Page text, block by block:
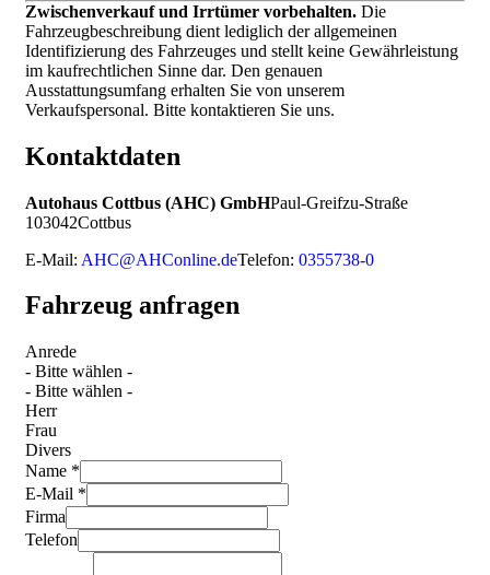
Zwischenverkauf und Irrtümer vorbehalten. Die
Fahrzeugbeschreibung dient lediglich der allgemeinen
Identifizierung des Fahrzeuges und stellt keine Gewährleistung
im kaufrechtlichen Sinne dar. Den genauen
Ausstattungsumfang erhalten Sie von unserem
Verkaufspersonal. Bitte kontaktieren Sie uns.
Kontaktdaten
Autohaus Cottbus (AHC) GmbHPaul-Greifzu-Straße
103042Cottbus
E-Mail: AHC@AHConline.deTelefon: 0355738-0
Fahrzeug anfragen
Anrede
- Bitte wählen -
- Bitte wählen -
Herr
Frau
Divers
Name *
E-Mail *
Firma
Telefon